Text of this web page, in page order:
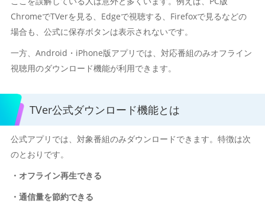
ChromeでTVerを見る、Edgeで視聴する、Firefoxで見るなどの
場合も、公式に保存ボタンは表示されないです。
一方、Android・iPhone版アプリでは、対応番組のみオフライン
視聴用のダウンロード機能が利用できます。
TVer公式ダウンロード機能とは
公式アプリでは、対象番組のみダウンロードできます。特徴は次
のとおりです。
・オフライン再生できる
・通信量を節約できる